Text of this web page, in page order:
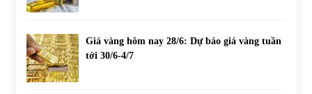
Giá vàng hôm nay 28/6: Dự báo giá vàng tuần
tới 30/6-4/7